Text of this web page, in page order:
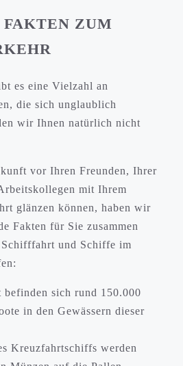
FAKTEN ZUM
es eine Vielzahl an
die sich unglaublich
wir Ihnen natürlich nicht
vor Ihren Freunden, Ihrer
mit Ihrem
glänzen können, haben wir
Fakten für Sie zusammen
und Schiffe im
befinden sich rund 150.000
in den Gewässern dieser
Kreuzfahrtschiffs werden